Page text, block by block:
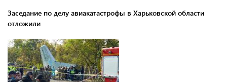
Заседание по делу авиакатастрофы в Харьковской области
отложили